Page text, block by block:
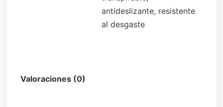
antideslizante, resistente
al desgaste
Valoraciones (0)